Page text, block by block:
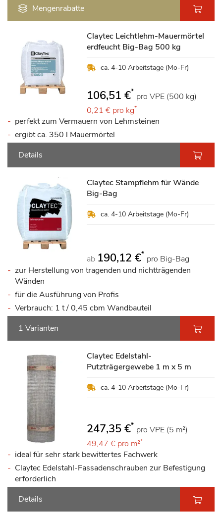
Mengenrabatte
Claytec Leichtlehm-Mauermörtel
erdfeucht Big-Bag 500 kg
ca. 4-10 Arbeitstage (Mo-Fr)
106,51 €* pro VPE (500 kg)
0,21 € pro kg*
perfekt zum Vermauern von Lehmsteinen
ergibt ca. 350 l Mauermörtel
Details
Claytec Stampflehm für Wände
Big-Bag
ca. 4-10 Arbeitstage (Mo-Fr)
ab 190,12 €* pro Big-Bag
zur Herstellung von tragenden und nichtträgenden
Wänden
für die Ausführung von Profis
Verbrauch: 1 t / 0,45 cbm Wandbauteil
1 Varianten
Claytec Edelstahl-
Putzträgergewebe 1 m x 5 m
ca. 4-10 Arbeitstage (Mo-Fr)
247,35 €* pro VPE (5 m²)
49,47 € pro m²*
ideal für sehr stark bewittertes Fachwerk
Claytec Edelstahl-Fassadenschrauben zur Befestigung
erforderlich
Details